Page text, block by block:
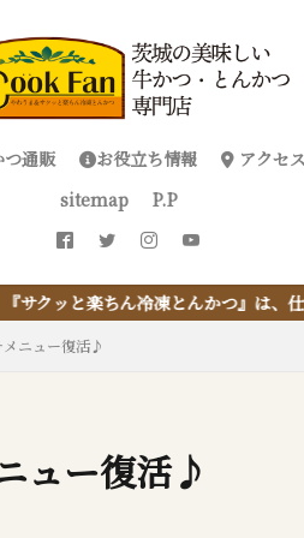
通販 お役立ち情報 アクセ
sitemap
P.P
つ』は、仕込まない・揚げない・油
ニュー復活♪
ュー復活♪